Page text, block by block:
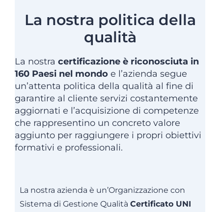
La nostra politica della
qualità
La nostra certificazione è riconosciuta in
160 Paesi nel mondo e l’azienda segue
un’attenta politica della qualità al fine di
garantire al cliente servizi costantemente
aggiornati e l’acquisizione di competenze
che rappresentino un concreto valore
aggiunto per raggiungere i propri obiettivi
formativi e professionali.
La nostra azienda è un’Organizzazione con
Sistema di Gestione Qualità Certificato UNI